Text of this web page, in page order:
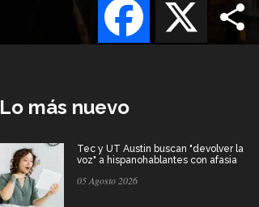
Lo más nuevo
Tec y UT Austin buscan "devolver la
voz" a hispanohablantes con afasia
05 Agosto 2026